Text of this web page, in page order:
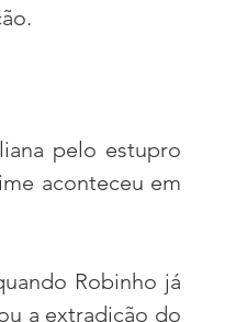
pelo estupro
aconteceu em
Robinho já
a extradição do